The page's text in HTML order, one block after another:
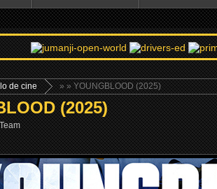
»
de cine » YOUNGBLOOD (2025)
(2025)